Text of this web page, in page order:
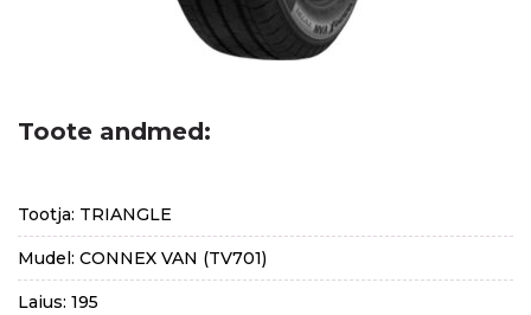
Toote andmed:
Tootja: TRIANGLE
Mudel: CONNEX VAN (TV701)
Laius: 195